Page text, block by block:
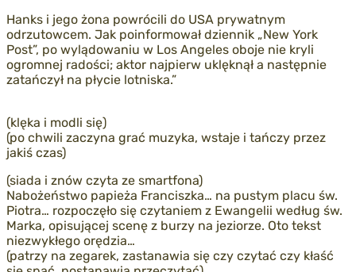
Hanks i jego żona powrócili do USA prywatnym
odrzutowcem. Jak poinformował dziennik „New York
Post”, po wylądowaniu w Los Angeles oboje nie kryli
ogromnej radości; aktor najpierw uklęknął a następnie
zatańczył na płycie lotniska.”
(klęka i modli się)
(po chwili zaczyna grać muzyka, wstaje i tańczy przez
jakiś czas)
(siada i znów czyta ze smartfona)
Nabożeństwo papieża Franciszka… na pustym placu św.
Piotra… rozpoczęło się czytaniem z Ewangelii według św.
Marka, opisującej scenę z burzy na jeziorze. Oto tekst
niezwykłego orędzia…
(patrzy na zegarek, zastanawia się czy czytać czy kłaść